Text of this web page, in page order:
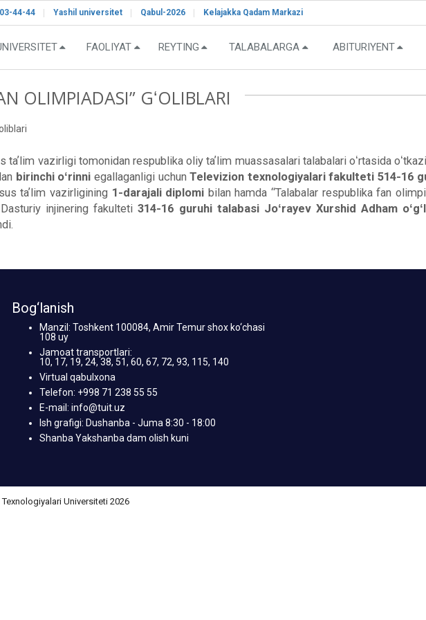
44-44 Yashil universitet Qabul-2026 Kelajakka Qadam Markazi
FAOLIYAT REYTING TALABALARGA ABITURIYENT
OLIMPIADASI” GʻOLIBLARI
taʼlim vazirligi tomonidan respublika oliy taʼlim muassasalari talabalari oʻrtasida
birinchi oʻrinni egallaganligi uchunTelevizion texnologiyalari fakulteti 514-16
taʼlim vazirligining 1-darajali diplomi bilan hamda “Talabalar respublika fan
injinering fakulteti314-16 guruhi talabasi Joʻrayev Xurshid Adham
Bog‘lanish
Manzil: Toshkent 100084, Amir Temur shox ko‘chasi
108 uy
Jamoat transportlari:
10, 17, 19, 24, 38, 51, 60, 67, 72, 93, 115, 140
Virtual qabulxona
Telefon: +998 71 238 55 55
E-mail: info@tuit.uz
Ish grafigi: Dushanba - Juma 8:30 - 18:00
Shanba Yakshanba dam olish kuni
Universiteti 2026